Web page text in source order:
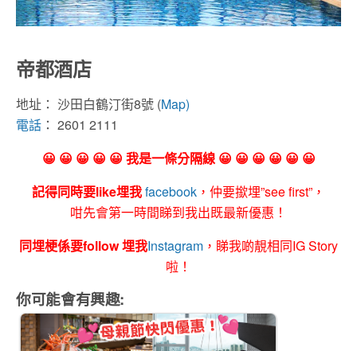
帝都酒店
地址： 沙田白鶴汀街8號 (Map)
電話 ： 2601 2111
😀 😀 😀 😀 😀 我是一條分隔線 😀 😀 😀 😀 😀 😀
記得同時要like埋我facebook ，仲要撳埋”see first”，
咁先會第一時間睇到我出既最新優惠！
同埋梗係要follow 埋我Instagram ，睇我啲靚相同IG Story
啦！
你可能會有興趣: